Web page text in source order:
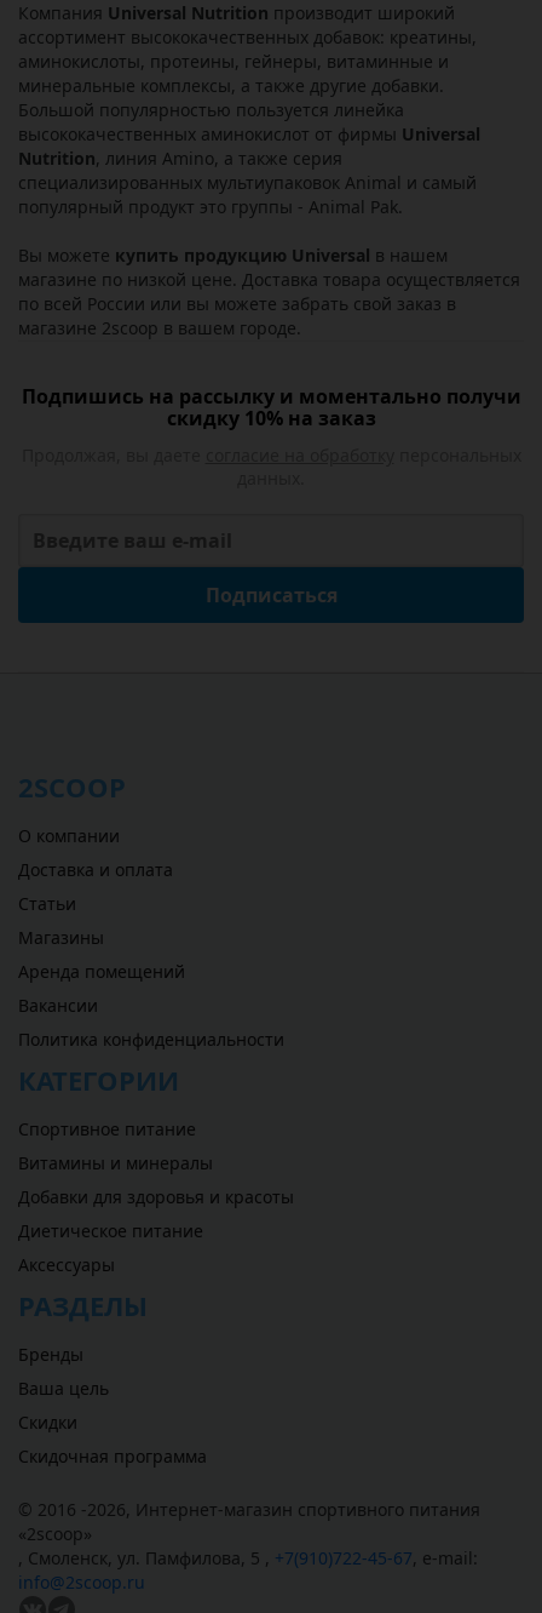
Компания Universal Nutrition производит широкий
ассортимент высококачественных добавок: креатины,
аминокислоты, протеины, гейнеры, витаминные и
минеральные комплексы, а также другие добавки.
Большой популярностью пользуется линейка
высококачественных аминокислот от фирмы Universal
Nutrition, линия Amino, а также серия
специализированных мультиупаковок Animal и самый
популярный продукт это группы - Animal Pak.
Вы можете купить продукцию Universal в нашем
магазине по низкой цене. Доставка товара осуществляется
по всей России или вы можете забрать свой заказ в
магазине 2scoop в вашем городе.
Подпишись на рассылку и моментально получи
скидку 10% на заказ
Подписаться
2SCOOP
О компании
Доставка и оплата
Статьи
Магазины
Аренда помещений
Вакансии
Политика конфиденциальности
КАТЕГОРИИ
Спортивное питание
Витамины и минералы
Добавки для здоровья и красоты
Диетическое питание
Аксессуары
РАЗДЕЛЫ
Бренды
Ваша цель
Скидки
Скидочная программа
© 2016 -2026, Интернет-магазин спортивного питания
«2scoop»
, Смоленск, ул. Памфилова, 5 , +7(910)722-45-67, e-mail:
info@2scoop.ru